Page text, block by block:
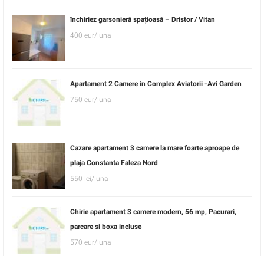
închiriez garsonieră spațioasă – Dristor / Vitan
400 eur/luna
Apartament 2 Camere in Complex Aviatorii -Avi Garden
750 eur/luna
Cazare apartament 3 camere la mare foarte aproape de
plaja Constanta Faleza Nord
550 lei/luna
Chirie apartament 3 camere modern, 56 mp, Pacurari,
parcare si boxa incluse
570 eur/luna